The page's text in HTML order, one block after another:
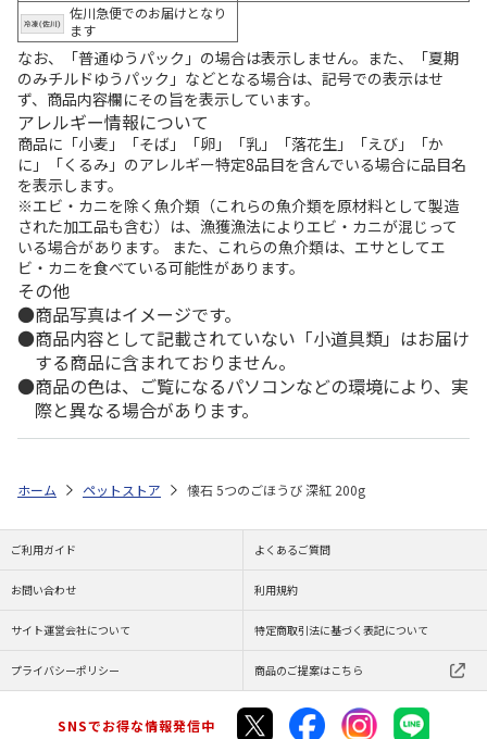
佐川急便でのお届けとなり
ます
なお、「普通ゆうパック」の場合は表示しません。また、「夏期
のみチルドゆうパック」などとなる場合は、記号での表示はせ
ず、商品内容欄にその旨を表示しています。
アレルギー情報について
商品に「小麦」「そば」「卵」「乳」「落花生」「えび」「か
に」「くるみ」のアレルギー特定8品目を含んでいる場合に品目名
を表示します。
※エビ・カニを除く魚介類（これらの魚介類を原材料として製造
された加工品も含む）は、漁獲漁法によりエビ・カニが混じって
いる場合があります。 また、これらの魚介類は、エサとしてエ
ビ・カニを食べている可能性があります。
その他
商品写真はイメージです。
商品内容として記載されていない「小道具類」はお届け
する商品に含まれておりません。
商品の色は、ご覧になるパソコンなどの環境により、実
際と異なる場合があります。
ホーム ペットストア 懐石 5つのごほうび 深紅 200g
ご利用ガイド よくあるご質問
お問い合わせ 利用規約
サイト運営会社について 特定商取引法に基づく表記について
プライバシーポリシー 商品のご提案はこちら
SNSでお得な情報発信中